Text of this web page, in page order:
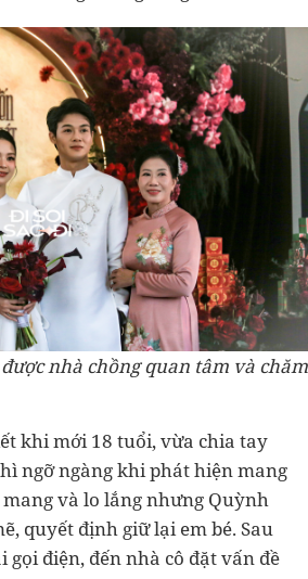
nhà chồng quan tâm và chăm
khi mới 18 tuổi, vừa chia tay
ngỡ ngàng khi phát hiện mang
và lo lắng nhưng Quỳnh
quyết định giữ lại em bé. Sau
gọi điện, đến nhà cô đặt vấn đề